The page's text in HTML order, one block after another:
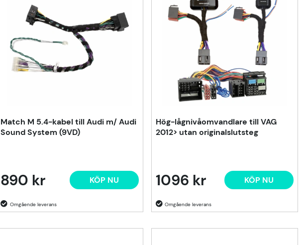
Match M 5.4-kabel till Audi m/ Audi
Sound System (9VD)
890 kr KÖP NU
Hög-lågnivåomvandlare till VAG
2012> utan originalslutsteg
1096 kr KÖP NU